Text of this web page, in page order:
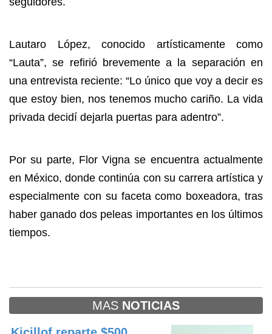
Lautaro López, conocido artísticamente como
“Lauta”, se refirió brevemente a la separación en
una entrevista reciente: “Lo único que voy a decir es
que estoy bien, nos tenemos mucho cariño. La vida
privada decidí dejarla puertas para adentro”.
Por su parte, Flor Vigna se encuentra actualmente
en México, donde continúa con su carrera artística y
especialmente con su faceta como boxeadora, tras
haber ganado dos peleas importantes en los últimos
tiempos.
MAS NOTICIAS